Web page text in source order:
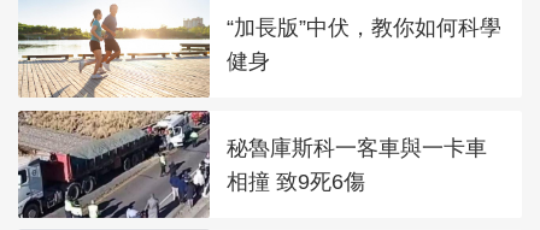
“加長版”中伏，教你如何科學
健身
秘魯庫斯科一客車與一卡車
相撞 致9死6傷